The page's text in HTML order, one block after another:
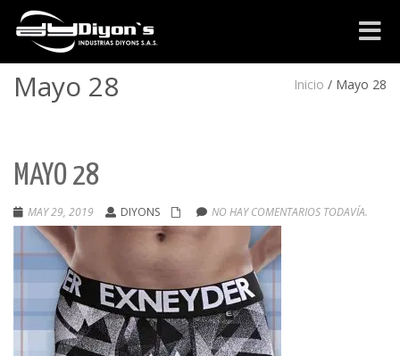
Mayo 28 Inicio / Mayo 28
MAYO 28
MAY 29, 2019 DIYONS NO HAY COMENTARIOS TODAVÍA.